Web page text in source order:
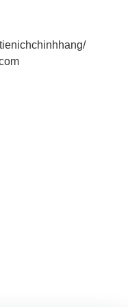
giá 1, 5, 10, 25 mỗi
Dài x Rộng)
ĐỒ CHƠI